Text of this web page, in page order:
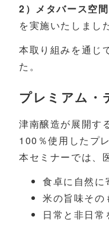
2）メタバース空
を実施いたしまし
本取り組みを通じ
た。
プレミアム・
津南醸造が展開す
100％使用したプ
本セミナーでは、
食卓に自然に
米の旨味その
日常と非日